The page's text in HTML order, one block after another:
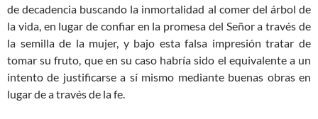
de decadencia buscando la inmortalidad al comer del árbol de
la vida, en lugar de confiar en la promesa del Señor a través de
la semilla de la mujer, y bajo esta falsa impresión tratar de
tomar su fruto, que en su caso habría sido el equivalente a un
intento de justificarse a sí mismo mediante buenas obras en
lugar de a través de la fe.